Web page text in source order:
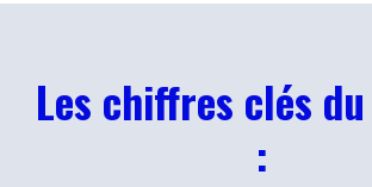
Les chiffres clés
: